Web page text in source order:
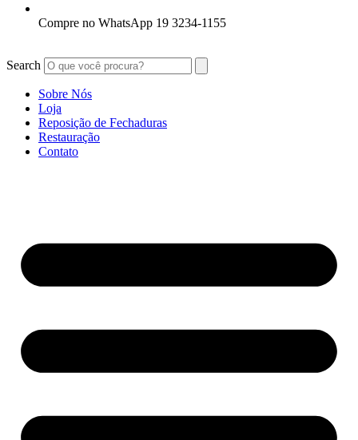
Compre no WhatsApp 19 3234-1155
Search
Sobre Nós
Loja
Reposição de Fechaduras
Restauração
Contato